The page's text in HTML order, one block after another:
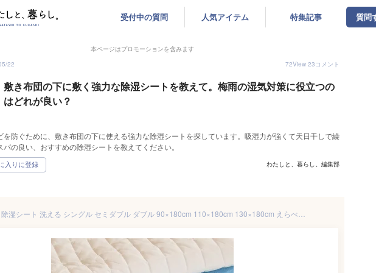
受付中の質問 人気アイテム 特集記事 質問
本ページはプロモーションを含みます
22
72View 23コメント
敷き布団の下に敷く強力な除湿シートを教えて。梅雨の湿気対策に役立つの
はどれが良い？
を防ぐために、敷き布団の下に使える強力な除湿シートを探しています。吸湿力が強くて天日干しで繰
パの良い、おすすめの除湿シートを教えてください。
わたしと、暮らし。編集部